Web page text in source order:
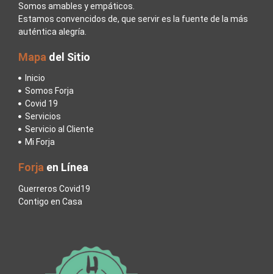
Somos amables y empáticos.
Estamos convencidos de, que servir es la fuente de la más
auténtica alegría.
Mapa del Sitio
Inicio
Somos Forja
Covid 19
Servicios
Servicio al Cliente
Mi Forja
Forja en Línea
Guerreros Covid19
Contigo en Casa